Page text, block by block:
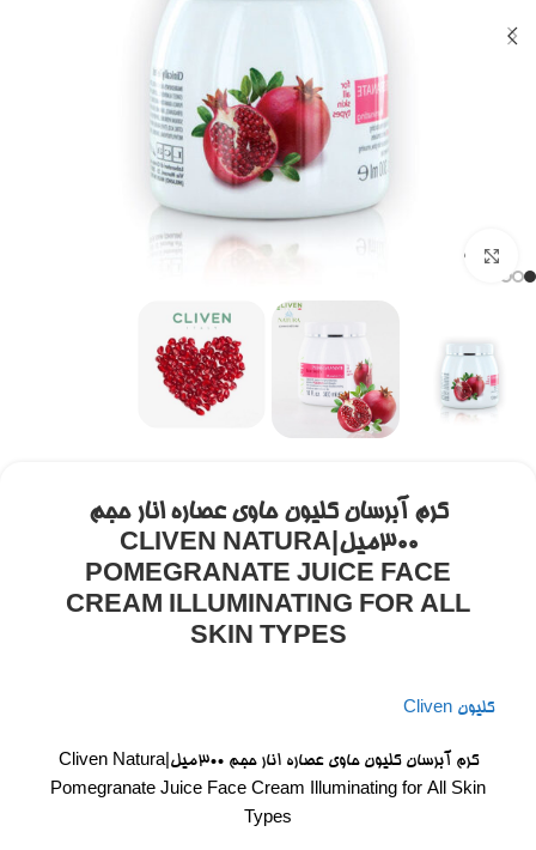
برای بزرگنمایی کلیک کنید
کرم آبرسان کلیون حاوی عصاره انار حجم
300میل|CLIVEN NATURA
POMEGRANATE JUICE FACE
CREAM ILLUMINATING FOR ALL
SKIN TYPES
کلیون Cliven
کرم آبرسان کلیون حاوی عصاره انار حجم 300میل|Cliven Natura
Pomegranate Juice Face Cream Illuminating for All Skin
Types